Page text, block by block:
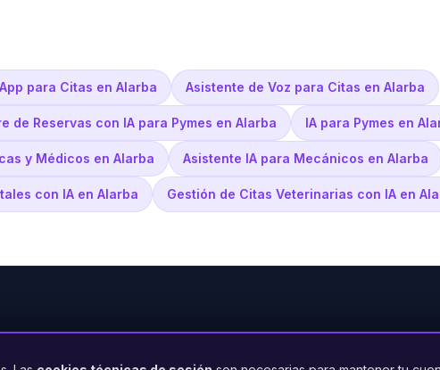
para Citas en Alarba Asistente de Voz para Citas en Alarba
de Reservas con IA para Pymes en Alarba IA para Pymes en
y Médicos en Alarba Asistente IA para Mecánicos en Alarba
con IA en Alarba Gestión de Citas Veterinarias con IA en